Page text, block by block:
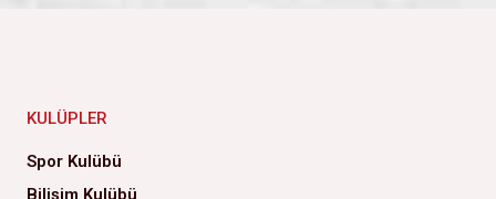
KULÜPLER
Spor Kulübü
Bilişim Kulübü